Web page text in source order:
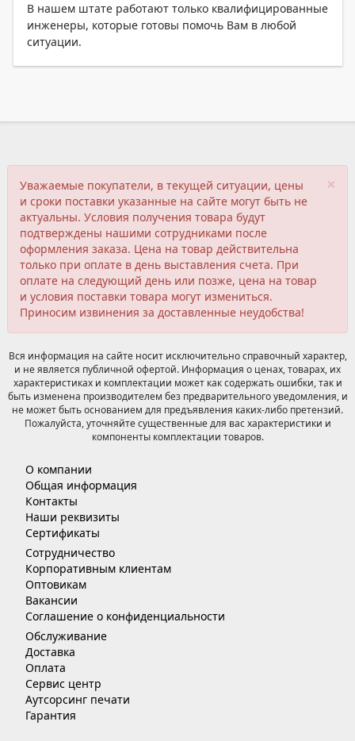
В нашем штате работают только квалифицированные
инженеры, которые готовы помочь Вам в любой
ситуации.
×
Уважаемые покупатели, в текущей ситуации, цены
и сроки поставки указанные на сайте могут быть не
актуальны. Условия получения товара будут
подтверждены нашими сотрудниками после
оформления заказа. Цена на товар действительна
только при оплате в день выставления счета. При
оплате на следующий день или позже, цена на товар
и условия поставки товара могут измениться.
Приносим извинения за доставленные неудобства!
Вся информация на сайте носит исключительно справочный характер,
и не является публичной офертой. Информация о ценах, товарах, их
характеристиках и комплектации может как содержать ошибки, так и
быть изменена производителем без предварительного уведомления, и
не может быть основанием для предъявления каких-либо претензий.
Пожалуйста, уточняйте существенные для вас характеристики и
компоненты комплектации товаров.
О компании
Общая информация
Контакты
Наши реквизиты
Сертификаты
Сотрудничество
Корпоративным клиентам
Оптовикам
Вакансии
Соглашение о конфиденциальности
Обслуживание
Доставка
Оплата
Сервис центр
Аутсорсинг печати
Гарантия